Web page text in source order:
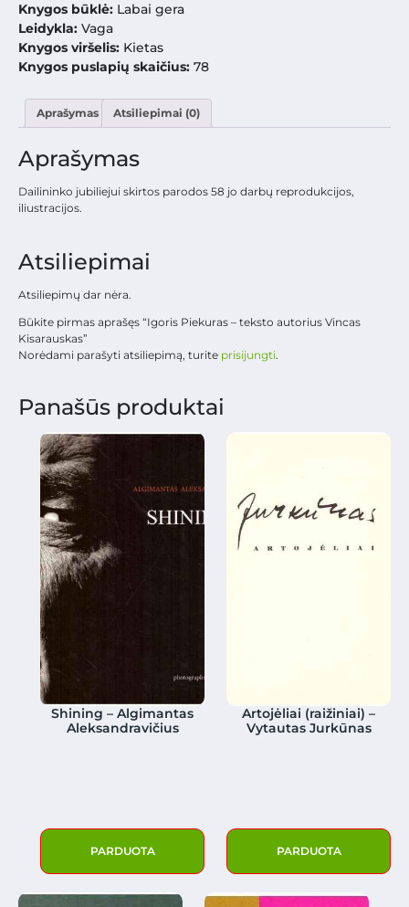
Knygos būklė: Labai gera
Leidykla: Vaga
Knygos viršelis: Kietas
Knygos puslapių skaičius: 78
Aprašymas Atsiliepimai (0)
Aprašymas
Dailininko jubiliejui skirtos parodos 58 jo darbų reprodukcijos,
iliustracijos.
Atsiliepimai
Atsiliepimų dar nėra.
Būkite pirmas aprašęs “Igoris Piekuras – teksto autorius Vincas
Kisarauskas”
Norėdami parašyti atsiliepimą, turite prisijungti.
Panašūs produktai
Shining – Algimantas
Aleksandravičius
PARDUOTA
Artojėliai (raižiniai) –
Vytautas Jurkūnas
PARDUOTA